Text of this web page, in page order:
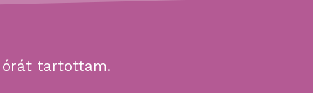
órát tartottam.